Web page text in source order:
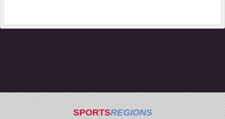
SPORTSREGIONS